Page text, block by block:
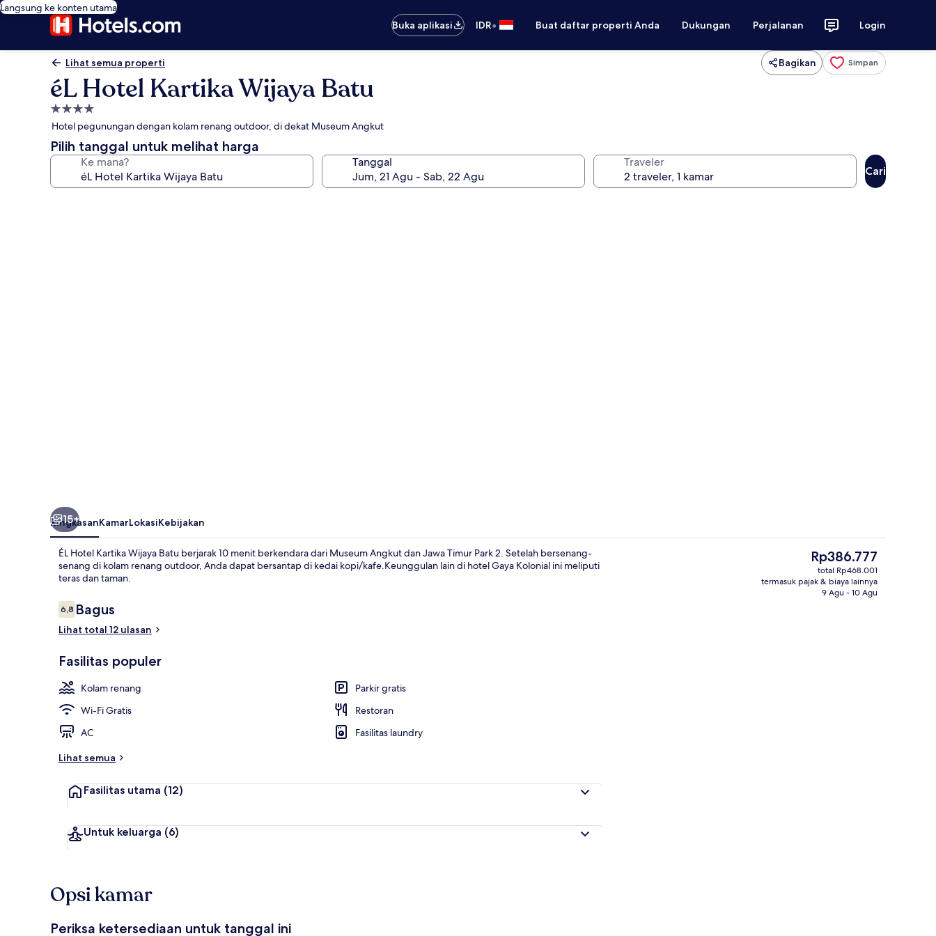
Langsung ke konten utama
Buka aplikasi
IDR• Buat daftar properti Anda Dukungan Perjalanan Login
Lihat semua properti Bagikan Simpan
éL Hotel Kartika Wijaya Batu
Properti
bintang
4.0
Hotel pegunungan dengan kolam renang outdoor, di dekat Museum Angkut
Pilih tanggal untuk melihat harga
Ke mana? Tanggal Traveler
Cari
Cottage Eksekutif | Brankas, meja kerja, ruang kerja ramah laptop, dan Wi-Fi gratis
Restoran
15+
RingkasanKamarLokasiKebijakan
ÉL Hotel Kartika Wijaya Batu berjarak 10 menit berkendara dari Museum Angkut dan Jawa Timur Park 2. Setelah bersenang-
senang di kolam renang outdoor, Anda dapat bersantap di kedai kopi/kafe.Keunggulan lain di hotel Gaya Kolonial ini meliputi
teras dan taman.
Ulasan
6,86,8 dari 10
Bagus
Lihat total 12 ulasan
Fasilitas populer
Kolam renang
Parkir gratis
Wi-Fi Gratis
Restoran
AC
Fasilitas laundry
Lihat semua
Fasilitas utama (12)
Untuk keluarga (6)
Harga
saat
ini
Rp386.777
Rp386.777
total Rp468.001
termasuk pajak & biaya lainnya
9 Agu - 10 Agu
Opsi kamar
Periksa ketersediaan untuk tanggal ini